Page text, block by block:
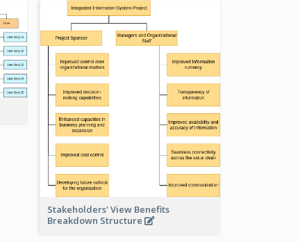
Stakeholders' View Benefits
Breakdown Structure